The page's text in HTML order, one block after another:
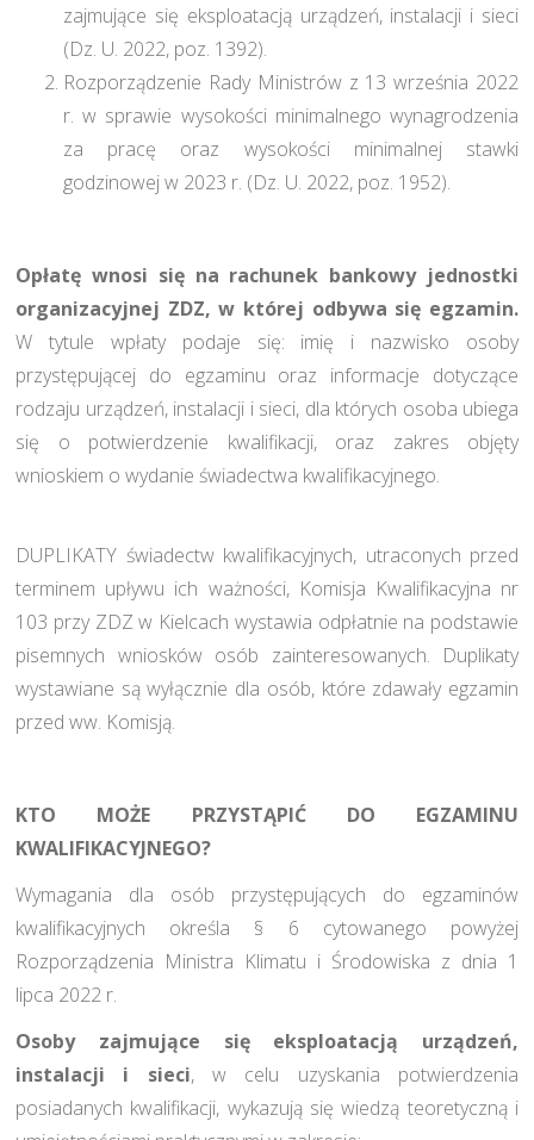
zajmujące się eksploatacją urządzeń, instalacji i sieci
(Dz. U. 2022, poz. 1392).
Rozporządzenie Rady Ministrów z 13 września 2022
r. w sprawie wysokości minimalnego wynagrodzenia
za pracę oraz wysokości minimalnej stawki
godzinowej w 2023 r. (Dz. U. 2022, poz. 1952).
Opłatę wnosi się na rachunek bankowy jednostki
organizacyjnej ZDZ, w której odbywa się egzamin.
W tytule wpłaty podaje się: imię i nazwisko osoby
przystępującej do egzaminu oraz informacje dotyczące
rodzaju urządzeń, instalacji i sieci, dla których osoba ubiega
się o potwierdzenie kwalifikacji, oraz zakres objęty
wnioskiem o wydanie świadectwa kwalifikacyjnego.
DUPLIKATY świadectw kwalifikacyjnych, utraconych przed
terminem upływu ich ważności, Komisja Kwalifikacyjna nr
103 przy ZDZ w Kielcach wystawia odpłatnie na podstawie
pisemnych wniosków osób zainteresowanych. Duplikaty
wystawiane są wyłącznie dla osób, które zdawały egzamin
przed ww. Komisją.
KTO MOŻE PRZYSTĄPIĆ DO EGZAMINU
KWALIFIKACYJNEGO?
Wymagania dla osób przystępujących do egzaminów
kwalifikacyjnych określa § 6 cytowanego powyżej
Rozporządzenia Ministra Klimatu i Środowiska z dnia 1
lipca 2022 r.
Osoby zajmujące się eksploatacją
urządzeń,
instalacji i sieci, w celu uzyskania potwierdzenia
posiadanych kwalifikacji, wykazują się wiedzą teoretyczną i